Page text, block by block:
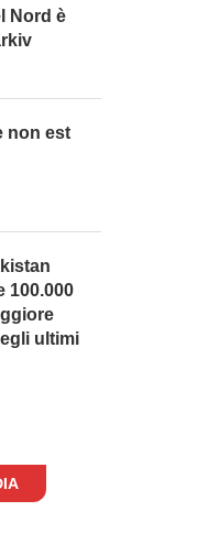
Nord è
non est
100.000
ultimi